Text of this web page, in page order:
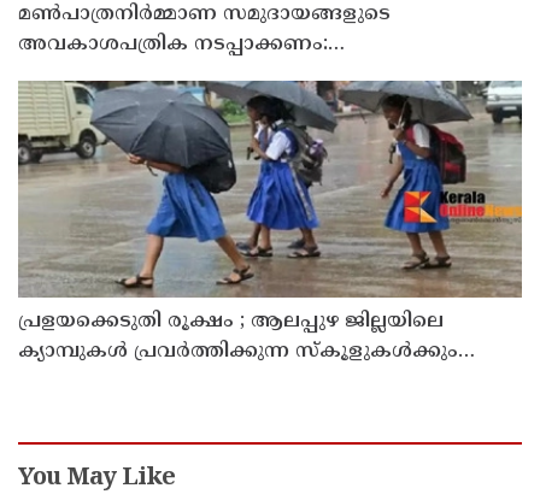
മൺപാത്രനിർമ്മാണ സമുദായങ്ങളുടെ
അവകാശപത്രിക നടപ്പാക്കണം:
മൺപാത്രനിർമ്മാണ സമുദായ സഭ
പ്രളയക്കെടുതി രൂക്ഷം ; ആലപ്പുഴ ജില്ലയിലെ
ക്യാമ്പുകൾ പ്രവർത്തിക്കുന്ന സ്കൂളുകൾക്കും
You May Like